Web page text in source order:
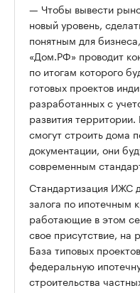
— Чтобы вывести
новый уровень,
понятным для
«Дом.РФ» проводит
по итогам которого
готовых проектов
разработанных с
развития
смогут строить дома
документации, они
современным
Стандартизация ИЖС
залога по ипотечным
работающие в этом
свое присутствие, на
База типовых
федеральную
строительства